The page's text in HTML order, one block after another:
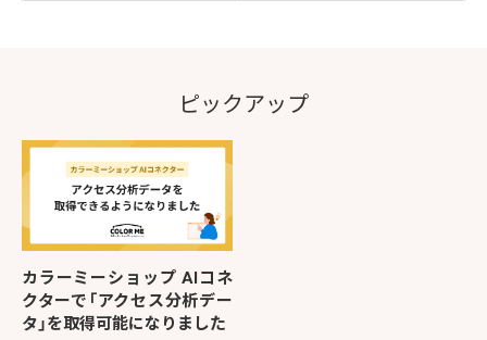
ピックアップ
カラーミーショップ AIコネ
クターで「アクセス分析デー
タ」を取得可能になりました